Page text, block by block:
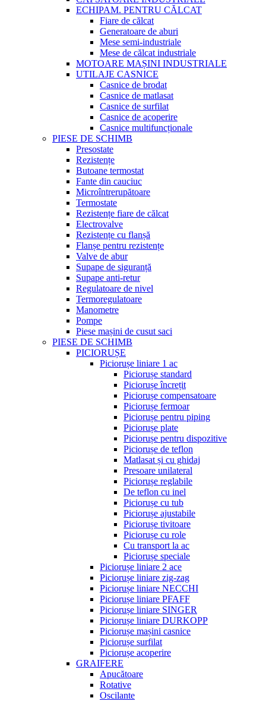
ECHIPAM. PENTRU CĂLCAT
Fiare de călcat
Generatoare de aburi
Mese semi-industriale
Mese de călcat industriale
MOTOARE MAȘINI INDUSTRIALE
UTILAJE CASNICE
Casnice de brodat
Casnice de matlasat
Casnice de surfilat
Casnice de acoperire
Casnice multifuncționale
PIESE DE SCHIMB
Presostate
Rezistențe
Butoane termostat
Fante din cauciuc
Microîntrerupătoare
Termostate
Rezistențe fiare de călcat
Electrovalve
Rezistențe cu flanșă
Flanșe pentru rezistențe
Valve de abur
Supape de siguranță
Supape anti-retur
Regulatoare de nivel
Termoregulatoare
Manometre
Pompe
Piese mașini de cusut saci
PIESE DE SCHIMB
PICIORUȘE
Piciorușe liniare 1 ac
Piciorușe standard
Piciorușe încrețit
Piciorușe compensatoare
Piciorușe fermoar
Piciorușe pentru piping
Piciorușe plate
Piciorușe pentru dispozitive
Piciorușe de teflon
Matlasat și cu ghidaj
Presoare unilateral
Piciorușe reglabile
De teflon cu inel
Piciorușe cu tub
Piciorușe ajustabile
Piciorușe tivitoare
Piciorușe cu role
Cu transport la ac
Piciorușe speciale
Piciorușe liniare 2 ace
Piciorușe liniare zig-zag
Piciorușe liniare NECCHI
Piciorușe liniare PFAFF
Piciorușe liniare SINGER
Piciorușe liniare DURKOPP
Piciorușe mașini casnice
Piciorușe surfilat
Piciorușe acoperire
GRAIFERE
Apucătoare
Rotative
Oscilante